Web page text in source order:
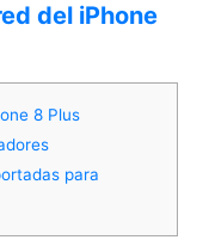
del iPhone
8 Plus
para